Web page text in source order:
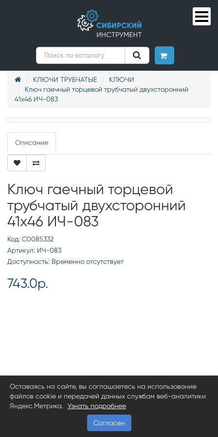
КЛЮЧИ ТРУБЧАТЫЕ
КЛЮЧИ
Ключ гаечный торцевой трубчатый двухсторонний
41х46 ИЧ-083
Описание
Ключ гаечный торцевой
трубчатый двухсторонний
41х46 ИЧ-083
Код: С0085332
Артикул: ИЧ-083
Доступность: Временно отсутствует
743.0р.
Оставаясь на сайте, вы соглашаетесь на использование
файлов cookie и передачей данных службам веб-аналитики
Яндекс.Метрика.
Узнать подробнее
Согласен